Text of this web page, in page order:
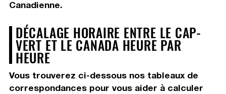
Canadienne.
DÉCALAGE HORAIRE ENTRE LE CAP-
VERT ET LE CANADA HEURE PAR
HEURE
Vous trouverez ci-dessous nos tableaux de
correspondances pour vous aider à calculer